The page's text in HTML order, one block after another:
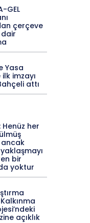
GEL
çerçeve
Yasa
imzayı
attı
her
bir
yoktur
açıklık